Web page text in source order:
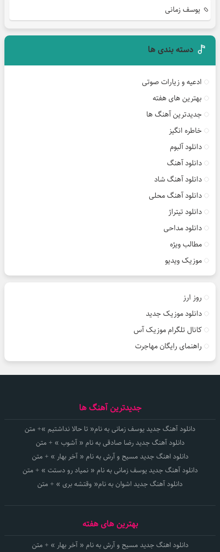
یوسف زمانی
دسته بندی ها
ادعیه و زیارات صوتی
بهترین های هفته
جدیدترین آهنگ ها
خاطره انگیز
دانلود آلبوم
دانلود آهنگ
دانلود آهنگ شاد
دانلود آهنگ محلی
دانلود تیتراژ
دانلود مداحی
مطالب ویژه
موزیک ویدیو
روز ارز
دانلود موزیک جدید
کانال تلگرام موزیک آس
راهنمای رایگان مهاجرت
جدیدترین آهنگ ها
دانلود آهنگ جدید یوسف زمانی به نام« تا حالا نداشتیم »+ متن
دانلود آهنگ جدید رضا صادقی به نام « آشوب » + متن
دانلود اهنگ جدید مسیح و آرش به نام « آخر بهار » + متن
دانلود آهنگ جدید یوسف زمانی به نام « نمیاد رو دستت » + متن
دانلود آهنگ جدید اشوان به نام« وقتشه بری » + متن
بهترین های هفته
دانلود اهنگ جدید مسیح و آرش به نام « آخر بهار » + متن